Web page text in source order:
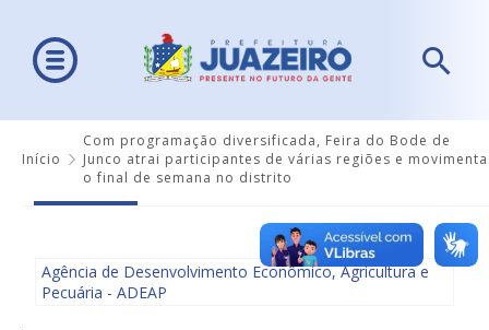
Início
Com programação diversificada, Feira do Bode de
Junco atrai participantes de várias regiões e movimenta
o final de semana no distrito
Agência de Desenvolvimento Econômico, Agricultura e
Pecuária - ADEAP